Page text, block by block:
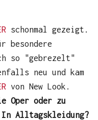
schonmal gezeigt.
besondere
so "gebrezelt"
neu und kam
von New Look.
Oper oder zu
In Alltagskleidung?